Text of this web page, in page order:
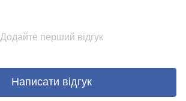
Додайте перший відгук
Написати відгук